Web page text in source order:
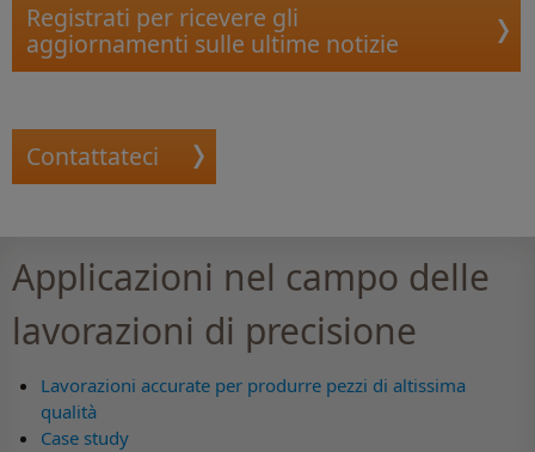
Registrati per ricevere gli
aggiornamenti sulle ultime notizie
Contattateci
Applicazioni nel campo delle
lavorazioni di precisione
Lavorazioni accurate per produrre pezzi di altissima
qualità
Case study